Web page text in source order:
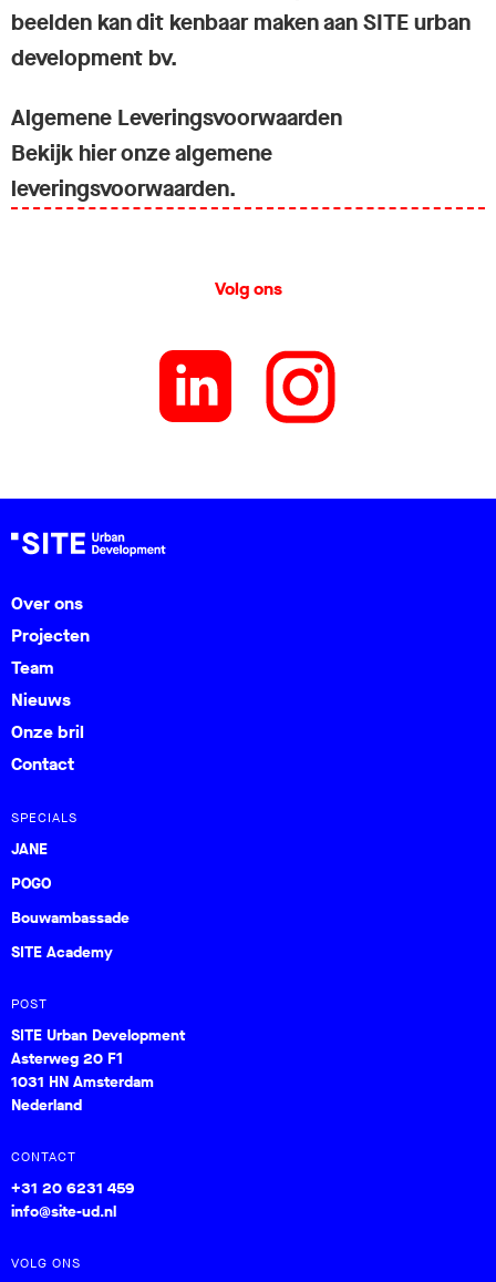
beelden kan dit kenbaar maken aan SITE urban
development bv.
Algemene Leveringsvoorwaarden
Bekijk hier onze algemene
leveringsvoorwaarden.
Volg ons
Over ons
Projecten
Team
Nieuws
Onze bril
Contact
SPECIALS
JANE
POGO
Bouwambassade
SITE Academy
POST
SITE Urban Development
Asterweg 20 F1
1031 HN Amsterdam
Nederland
CONTACT
+31 20 6231 459
info@site-ud.nl
VOLG ONS